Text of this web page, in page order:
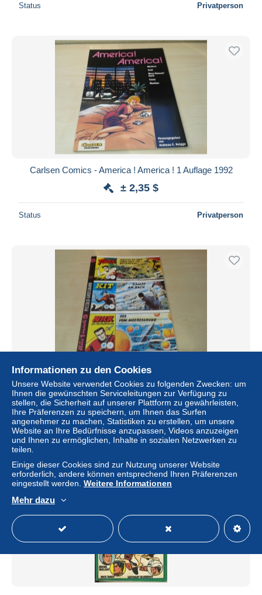
Status Privatperson
Carlsen Comics - America ! America ! 1 Auflage 1992
± 2,35 $
Status Privatperson
Piccolo - Grossband Nr. 6 - Sammlerausgabe Hethke
Verlag
± 2,35 $
Status Privatperson
Informationen zu den Cookies
Unsere Website verwendet Cookies zu folgenden Zwecken: um
Ihnen die gewünschten Serviceleitungen zur Verfügung zu
stellen, die Sicherheit auf unserer Plattform zu gewährleisten,
Ihre Präferenzen zu speichern, um Ihnen das Surfen
angenehmer zu machen, Statistiken zu erstellen, um unsere
Website an Ihre Bedürfnisse anzupassen, Videos anzuzeigen
und Ihnen zu ermöglichen, Inhalte in sozialen Netzwerken zu
teilen.
Einige dieser Cookies sind zur Nutzung unserer Website
erforderlich, andere können entsprechend Ihren Präferenzen
eingestellt werden. Weitere Informationen
Mehr dazu